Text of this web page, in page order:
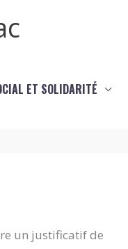
ET SOLIDARITÉ
un justificatif de